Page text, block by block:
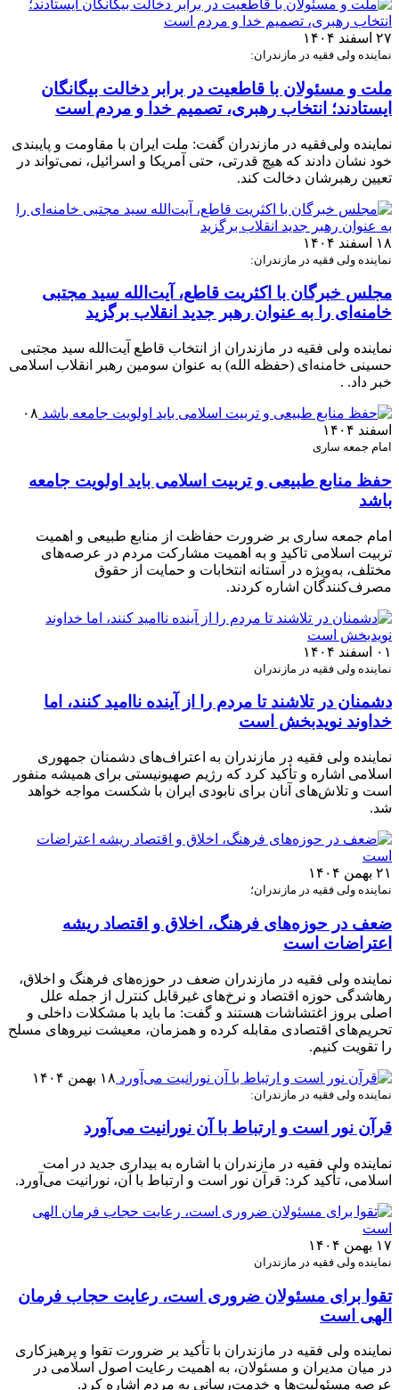
۲۷ اسفند ۱۴۰۴
نماینده ولی فقیه در مازندران:
ملت و مسئولان با قاطعیت در برابر دخالت بیگانگان
ایستادند؛ انتخاب رهبری، تصمیم خدا و مردم است
نماینده ولی‌فقیه در مازندران گفت: ملت ایران با مقاومت و پایبندی
خود نشان دادند که هیچ قدرتی، حتی آمریکا و اسرائیل، نمی‌تواند در
تعیین رهبرشان دخالت کند.
۱۸ اسفند ۱۴۰۴
نماینده ولی فقیه در مازندران:
مجلس خبرگان با اکثریت قاطع، آیت‌الله سید مجتبی
خامنه‌ای را به عنوان رهبر جدید انقلاب برگزید
نماینده ولی فقیه در مازندران از انتخاب قاطع آیت‌الله سید مجتبی
حسینی خامنه‌ای (حفظه الله) به عنوان سومین رهبر انقلاب اسلامی
خبر داد. .
۰۸
اسفند ۱۴۰۴
امام جمعه ساری
حفظ منابع طبیعی و تربیت اسلامی باید اولویت جامعه
باشد
امام جمعه ساری بر ضرورت حفاظت از منابع طبیعی و اهمیت
تربیت اسلامی تاکید و به اهمیت مشارکت مردم در عرصه‌های
مختلف، به‌ویژه در آستانه انتخابات و حمایت از حقوق
مصرف‌کنندگان اشاره کردند.
۰۱ اسفند ۱۴۰۴
نماینده ولی فقیه در مازندران
دشمنان در تلاشند تا مردم را از آینده ناامید کنند، اما
خداوند نویدبخش است
نماینده ولی فقیه در مازندران به اعتراف‌های دشمنان جمهوری
اسلامی اشاره و تأکید کرد که رژیم صهیونیستی برای همیشه منفور
است و تلاش‌های آنان برای نابودی ایران با شکست مواجه خواهد
شد.
۲۱ بهمن ۱۴۰۴
نماینده ولی فقیه در مازندران؛
ضعف در حوزه‌های فرهنگ، اخلاق و اقتصاد ریشه
اعتراضات است
نماینده ولی فقیه در مازندران ضعف در حوزه‌های فرهنگ و اخلاق،
رهاشدگی حوزه اقتصاد و نرخ‌های غیرقابل کنترل از جمله علل
اصلی بروز اغتشاشات هستند‌ و گفت: ما باید با مشکلات داخلی و
تحریم‌های اقتصادی مقابله کرده و همزمان، معیشت نیروهای مسلح
را تقویت کنیم.
۱۸ بهمن ۱۴۰۴
نماینده ولی فقیه در مازندران:
قرآن نور است و ارتباط با آن نورانیت می‌آورد
نماینده ولی فقیه در مازندران با اشاره به بیداری جدید در امت
اسلامی، تأکید کرد: قرآن نور است و ارتباط با آن، نورانیت می‌آورد.
۱۷ بهمن ۱۴۰۴
نماینده ولی فقیه در مازندران
تقوا برای مسئولان ضروری است، رعایت حجاب فرمان
الهی است
نماینده ولی فقیه در مازندران با تأکید بر ضرورت تقوا و پرهیزکاری
در میان مدیران و مسئولان، به اهمیت رعایت اصول اسلامی در
عرصه مسئولیت‌ها و خدمت‌رسانی به مردم اشاره کرد.